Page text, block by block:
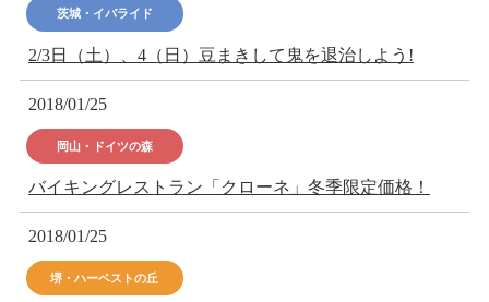
茨城・イバライド
2/3日（土）、4（日）豆まきして鬼を退治しよう!
2018/01/25
岡山・ドイツの森
バイキングレストラン「クローネ」冬季限定価格！
2018/01/25
堺・ハーベストの丘